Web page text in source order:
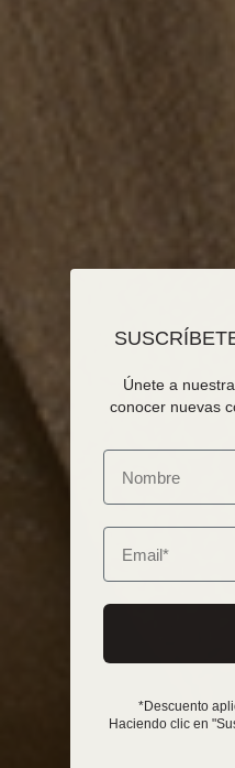
Únete a
conocer nuevas
Email
*Descuento
Haciendo clic en